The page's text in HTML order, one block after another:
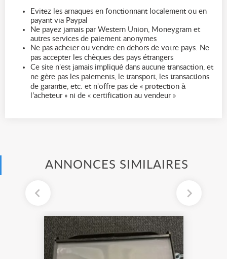
Evitez les arnaques en fonctionnant localement ou en
payant via Paypal
Ne payez jamais par Western Union, Moneygram et
autres services de paiement anonymes
Ne pas acheter ou vendre en dehors de votre pays. Ne
pas accepter les chèques des pays étrangers
Ce site n'est jamais impliqué dans aucune transaction, et
ne gère pas les paiements, le transport, les transactions
de garantie, etc. et n'offre pas de « protection à
l’acheteur » ni de « certification au vendeur »
ANNONCES SIMILAIRES